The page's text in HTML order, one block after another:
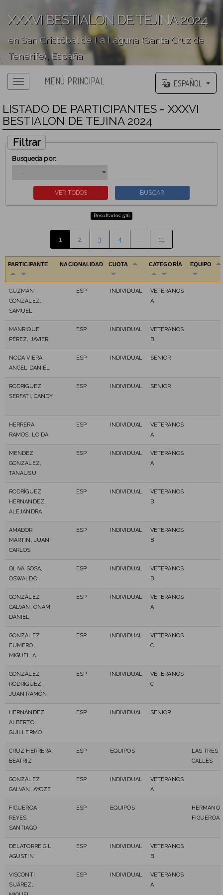
XXXVI BESTIALON DE TEJINA 2024
en San Cristóbal de La Laguna (Santa Cruz de
Tenerife), España
';
MENÚ PRINCIPAL ESPAÑOL
LISTADO DE PARTICIPANTES - XXXVI
BESTIALON DE TEJINA 2024
Filtrar
Busqueda por:
Resultados: 516
1 2 3 4 11
PARTICIPANTE NACIONALIDAD CUOTA CATEGORÍA EQUIPO
GUZMÁN
GONZÁLEZ,
SAMUEL
ESP INDIVIDUAL
VETERANOS
A
MANRIQUE
PÉREZ, JAVIER
ESP INDIVIDUAL
VETERANOS
B
NODA VIERA,
ANGEL DANIEL
ESP INDIVIDUAL SENIOR
RODRIGUEZ
SERFATI, CANDY
ESP INDIVIDUAL SENIOR
HERRERA
RAMOS, LOIDA
ESP INDIVIDUAL
VETERANOS
A
MENDEZ
GONZALEZ,
TANAUSU
ESP INDIVIDUAL
VETERANOS
A
RODRÍGUEZ
HERNANDEZ,
ALEJANDRA
ESP INDIVIDUAL
VETERANOS
B
AMADOR
MARTIN, JUAN
CARLOS
ESP INDIVIDUAL
VETERANOS
B
OLIVA SOSA,
OSWALDO
ESP INDIVIDUAL
VETERANOS
B
GONZÁLEZ
GALVÁN, ONAM
DANIEL
ESP INDIVIDUAL
VETERANOS
A
GONZALEZ
FUMERO,
MIGUEL A.
ESP INDIVIDUAL
VETERANOS
C
GONZÁLEZ
RODRÍGUEZ,
JUAN RAMÓN
ESP INDIVIDUAL
VETERANOS
C
HERNÁNDEZ
ALBERTO,
GUILLERMO
ESP INDIVIDUAL SENIOR
CRUZ HERRERA,
BEATRIZ
ESP EQUIPOS
LAS TRES
CALLES
GONZÁLEZ
GALVÁN, AYOZE
ESP INDIVIDUAL
VETERANOS
A
FIGUEROA
REYES,
SANTIAGO
ESP EQUIPOS
HERMANOS
FIGUEROA
DELATORRE GIL,
AGUSTIN
ESP INDIVIDUAL
VETERANOS
B
VISCONTI
SUÁREZ,
ESP INDIVIDUAL
VETERANOS
A